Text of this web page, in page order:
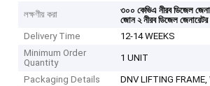
লক্ষণীয় করা ৩০০ কেভিএ নীরব ডিজেল
জোন ২ নীরব ডিজেল জেনারেটর
Delivery Time
12-14 WEEKS
Minimum Order
Quantity
1 UNIT
Packaging Details
DNV LIFTING